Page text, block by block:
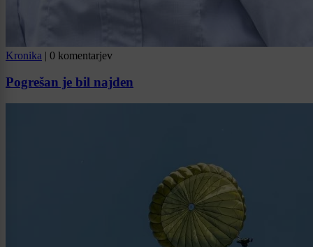
Kronika | 0 komentarjev
Pogrešan je bil najden